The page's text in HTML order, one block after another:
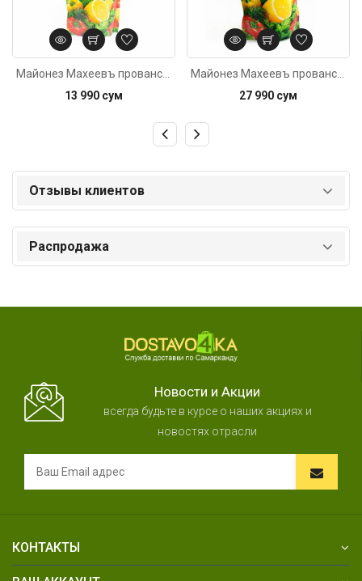
13 990 сум
27 990 сум
Отзывы клиентов
Распродажа
Новости и Акции
всегда будьте в курсе о наших акциях и
новостях отрасли
КОНТАКТЫ